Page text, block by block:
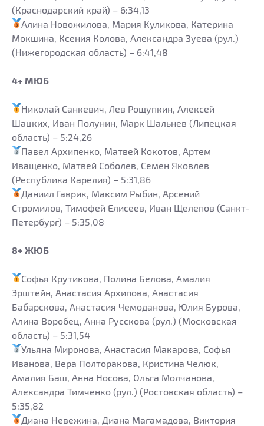
(Краснодарский край) – 6:34,13
Алина Новожилова, Мария Куликова, Катерина
Мокшина, Ксения Колова, Александра Зуева (рул.)
(Нижегородская область) – 6:41,48
4+ МЮБ
Николай Санкевич, Лев Рощупкин, Алексей
Шацких, Иван Полунин, Марк Шальнев (Липецкая
область) – 5:24,26
Павел Архипенко, Матвей Кокотов, Артем
Иващенко, Матвей Соболев, Семен Яковлев
(Республика Карелия) – 5:31,86
Даниил Гаврик, Максим Рыбин, Арсений
Стромилов, Тимофей Елисеев, Иван Щелепов (Санкт-
Петербург) – 5:35,08
8+ ЖЮБ
Софья Крутикова, Полина Белова, Амалия
Эрштейн, Анастасия Архипова, Анастасия
Бабарскова, Анастасия Чемоданова, Юлия Бурова,
Алина Воробец, Анна Русскова (рул.) (Московская
область) – 5:31,54
Ульяна Миронова, Анастасия Макарова, Софья
Иванова, Вера Полторакова, Кристина Челюк,
Амалия Баш, Анна Носова, Ольга Молчанова,
Александра Тимченко (рул.) (Ростовская область) –
5:35,82
Диана Невежина, Диана Магамадова, Виктория